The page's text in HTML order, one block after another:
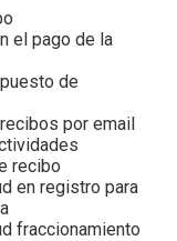
el pago de la
de
por email
recibo
en registro para
fraccionamiento